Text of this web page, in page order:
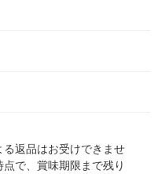
る返品はお受けできませ
で、賞味期限まで残り